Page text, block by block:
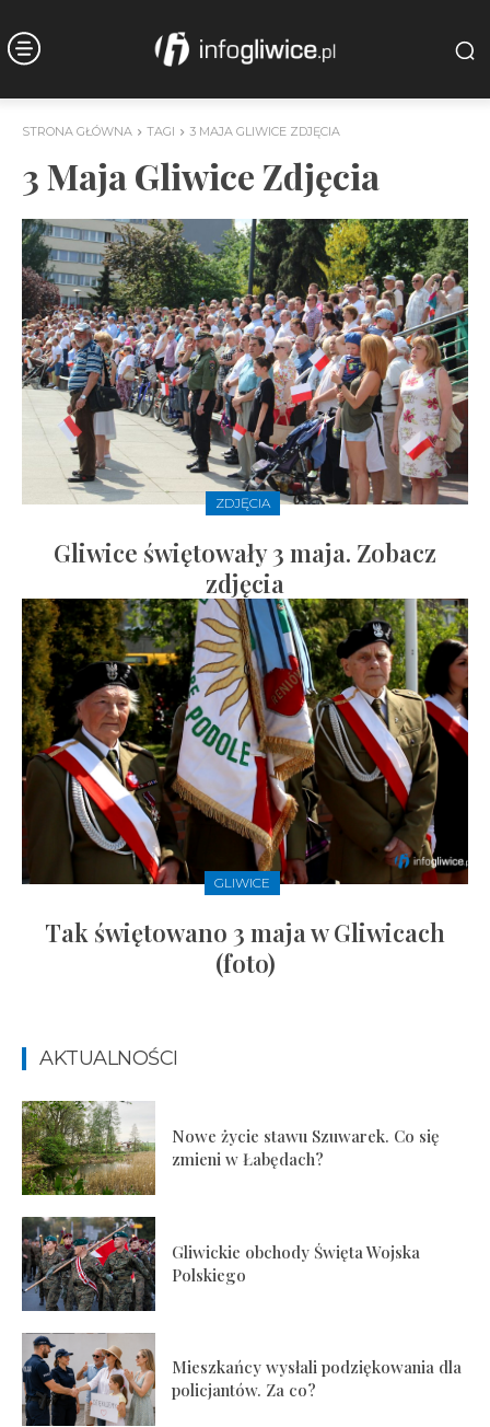
STRONA GŁÓWNA TAGI 3 MAJA GLIWICE ZDJĘCIA
3 Maja Gliwice Zdjęcia
ZDJĘCIA
Gliwice świętowały 3 maja. Zobacz
zdjęcia
GLIWICE
Tak świętowano 3 maja w Gliwicach
(foto)
AKTUALNOŚCI
Nowe życie stawu Szuwarek. Co się
zmieni w Łabędach?
Gliwickie obchody Święta Wojska
Polskiego
Mieszkańcy wysłali podziękowania dla
policjantów. Za co?